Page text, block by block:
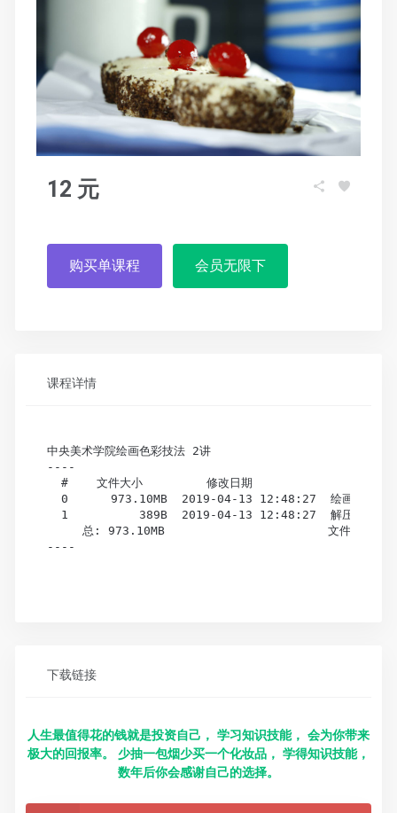
12 元
购买单课程 会员无限下
课程详情
中央美术学院绘画色彩技法 2讲
----
#    文件大小         修改日期
0      973.10MB  2019-04-13 12:48:27  绘画色彩技
1          389B  2019-04-13 12:48:27
总: 973.10MB
----
下载链接
人生最值得花的钱就是投资自己， 学习知识技能， 会为你带来
极大的回报率。 少抽一包烟少买一个化妆品， 学得知识技能，
数年后你会感谢自己的选择。